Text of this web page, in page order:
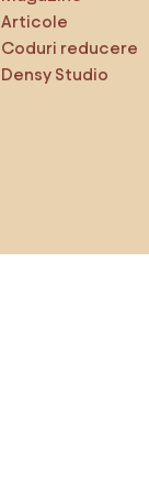
Articole
Coduri reducere
Densy Studio